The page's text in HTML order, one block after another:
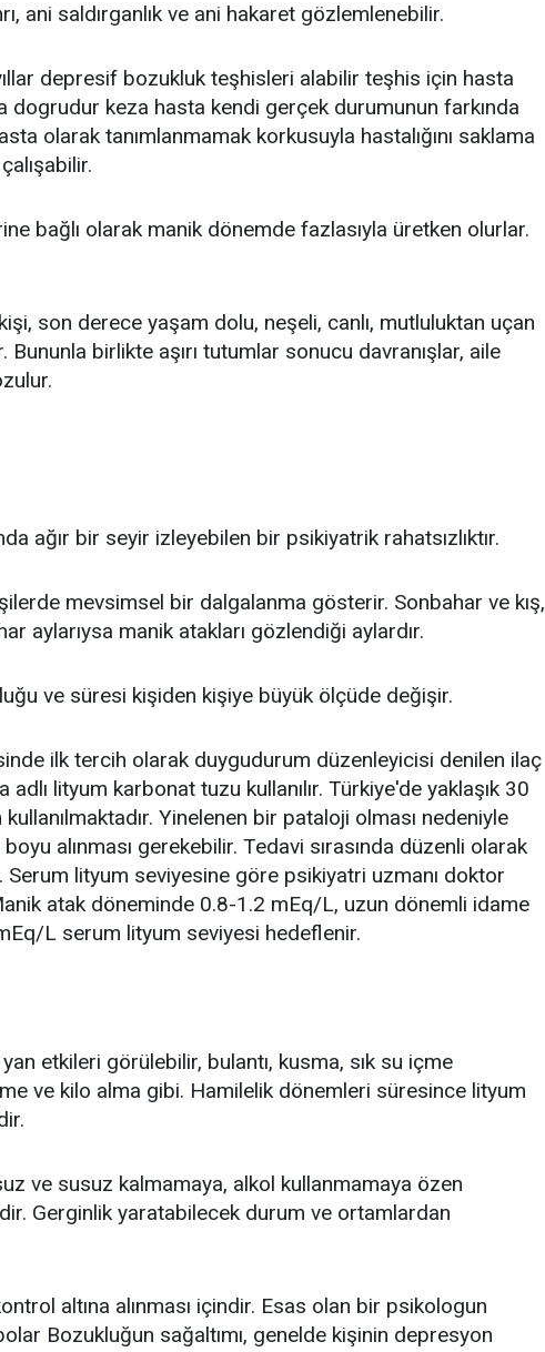
ani saldırganlık ve ani hakaret gözlemlenebilir.
depresif bozukluk teşhisleri alabilir teşhis için hasta
dogrudur keza hasta kendi gerçek durumunun farkında
olarak tanımlanmamak korkusuyla hastalığını saklama
bağlı olarak manik dönemde fazlasıyla üretken olurlar.
son derece yaşam dolu, neşeli, canlı, mutluluktan uçan
birlikte aşırı tutumlar sonucu davranışlar, aile
ağır bir seyir izleyebilen bir psikiyatrik rahatsızlıktır.
mevsimsel bir dalgalanma gösterir. Sonbahar ve kış,
aylarıysa manik atakları gözlendiği aylardır.
ve süresi kişiden kişiye büyük ölçüde değişir.
ilk tercih olarak duygudurum düzenleyicisi denilen ilaç
lityum karbonat tuzu kullanılır. Türkiye'de yaklaşık 30
Yinelenen bir pataloji olması nedeniyle
alınması gerekebilir. Tedavi sırasında düzenli olarak
Serum lityum seviyesine göre psikiyatri uzmanı doktor
atak döneminde 0.8-1.2 mEq/L, uzun dönemli idame
L serum lityum seviyesi hedeflenir.
etkileri görülebilir, bulantı, kusma, sık su içme
ve kilo alma gibi. Hamilelik dönemleri süresince lityum
ve susuz kalmamaya, alkol kullanmamaya özen
Gerginlik yaratabilecek durum ve ortamlardan
altına alınması içindir. Esas olan bir psikologun
Bozukluğun sağaltımı, genelde kişinin depresyon